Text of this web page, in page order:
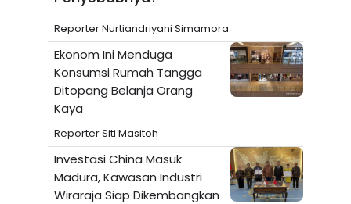
Reporter Nurtiandriyani Simamora
Ekonom Ini Menduga
Konsumsi Rumah Tangga
Ditopang Belanja Orang
Kaya
Reporter Siti Masitoh
Investasi China Masuk
Madura, Kawasan Industri
Wiraraja Siap Dikembangkan